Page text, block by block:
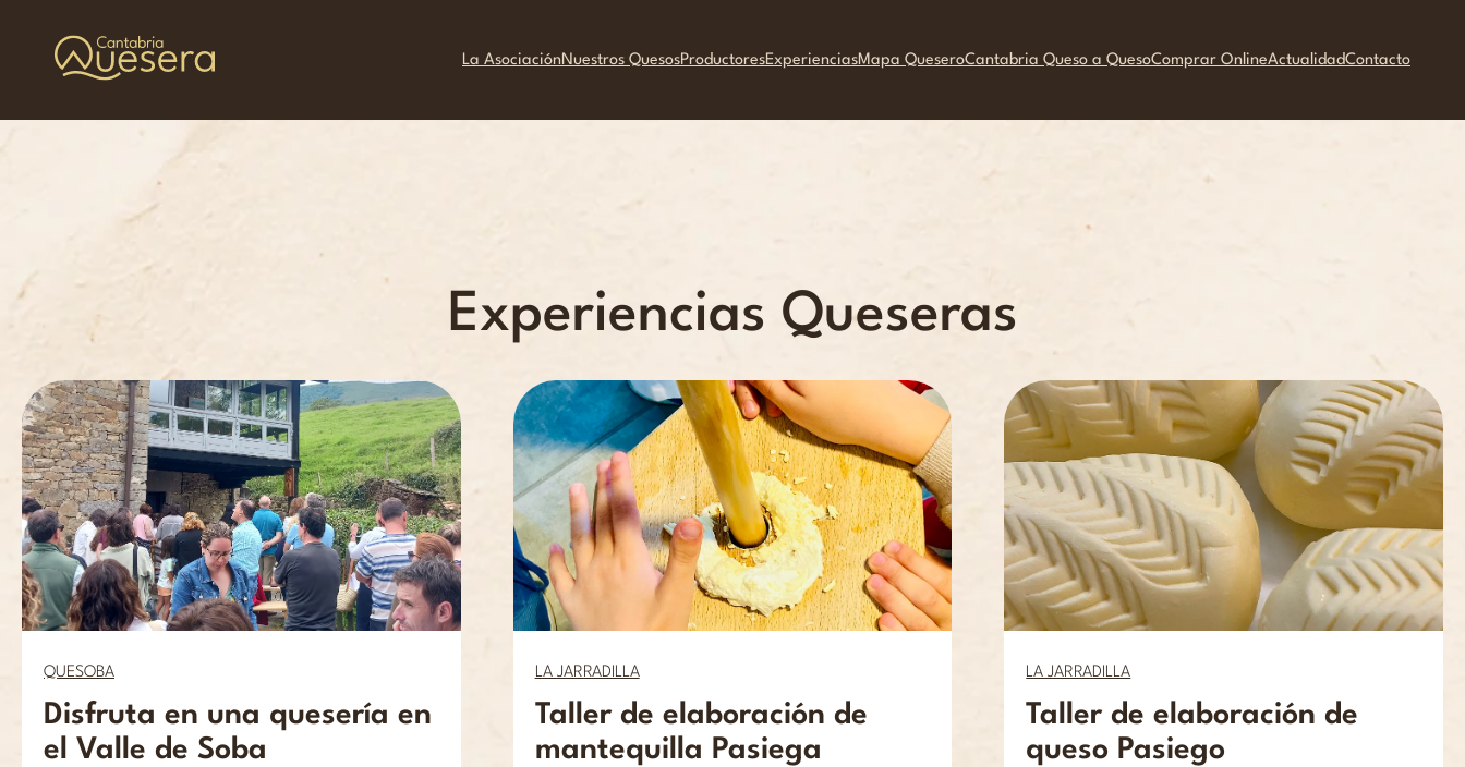
La AsociaciónNuestros QuesosProductoresExperienciasMapa QueseroCantabria Queso a QuesoComprar OnlineActualidadContacto
Experiencias Queseras
QUESOBA
Disfruta en una quesería en
el Valle de Soba
LA JARRADILLA
Taller de elaboración de
mantequilla Pasiega
LA JARRADILLA
Taller de elaboración de
queso Pasiego